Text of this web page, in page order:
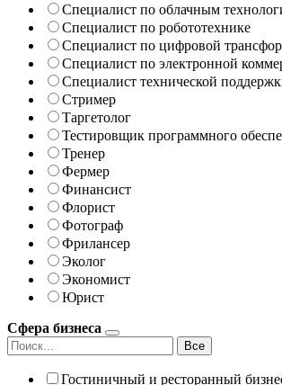
Специалист по облачным
Специалист по робототехнике
Специалист по цифровой
Специалист по электронной
Специалист технической
Стример
Таргетолог
Тестировщик программного
Тренер
Фермер
Финансист
Флорист
Фотограф
Фрилансер
Эколог
Экономист
Юрист
Сфера бизнеса
Все
Гостиничный и ресторанный